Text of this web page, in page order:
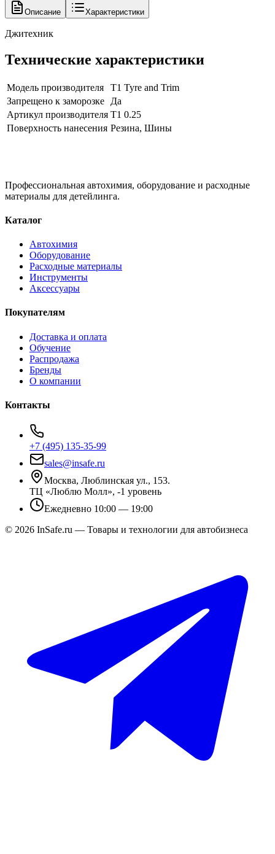
Описание Характеристики
Джитехник
Технические характеристики
Модель производителя
T1 Tyre and Trim
Запрещено к заморозке
Да
Артикул производителя T1 0.25
Поверхность нанесения Резина, Шины
Профессиональная автохимия, оборудование и расходные
материалы для детейлинга.
Каталог
Автохимия
Оборудование
Расходные материалы
Инструменты
Аксессуары
Покупателям
Доставка и оплата
Обучение
Распродажа
Бренды
О компании
Контакты
+7 (495) 135-35-99
sales@insafe.ru
Москва, Люблинская ул., 153.
ТЦ «Люблю Молл», -1 уровень
Ежедневно 10:00 — 19:00
© 2026 InSafe.ru — Товары и технологии для автобизнеса